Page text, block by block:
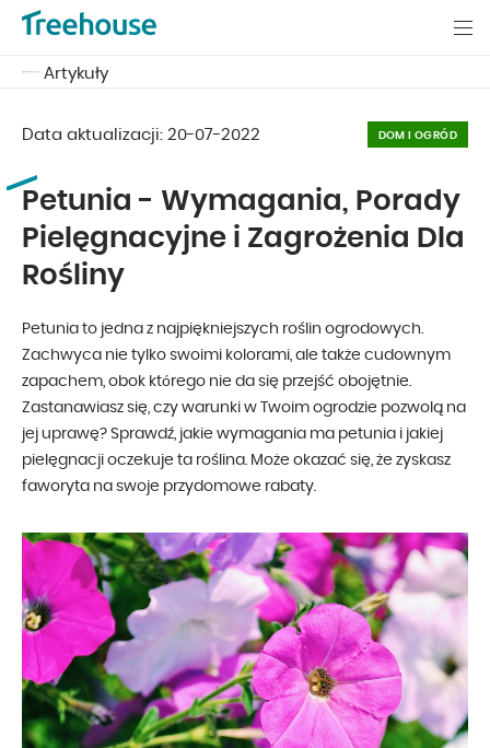
Artykuły
Data aktualizacji: 20-07-2022 DOM I OGRÓD
Petunia - Wymagania, Porady
Pielęgnacyjne i Zagrożenia Dla
Rośliny
Petunia to jedna z najpiękniejszych roślin ogrodowych.
Zachwyca nie tylko swoimi kolorami, ale także cudownym
zapachem, obok którego nie da się przejść obojętnie.
Zastanawiasz się, czy warunki w Twoim ogrodzie pozwolą na
jej uprawę? Sprawdź, jakie wymagania ma petunia i jakiej
pielęgnacji oczekuje ta roślina. Może okazać się, że zyskasz
faworyta na swoje przydomowe rabaty.